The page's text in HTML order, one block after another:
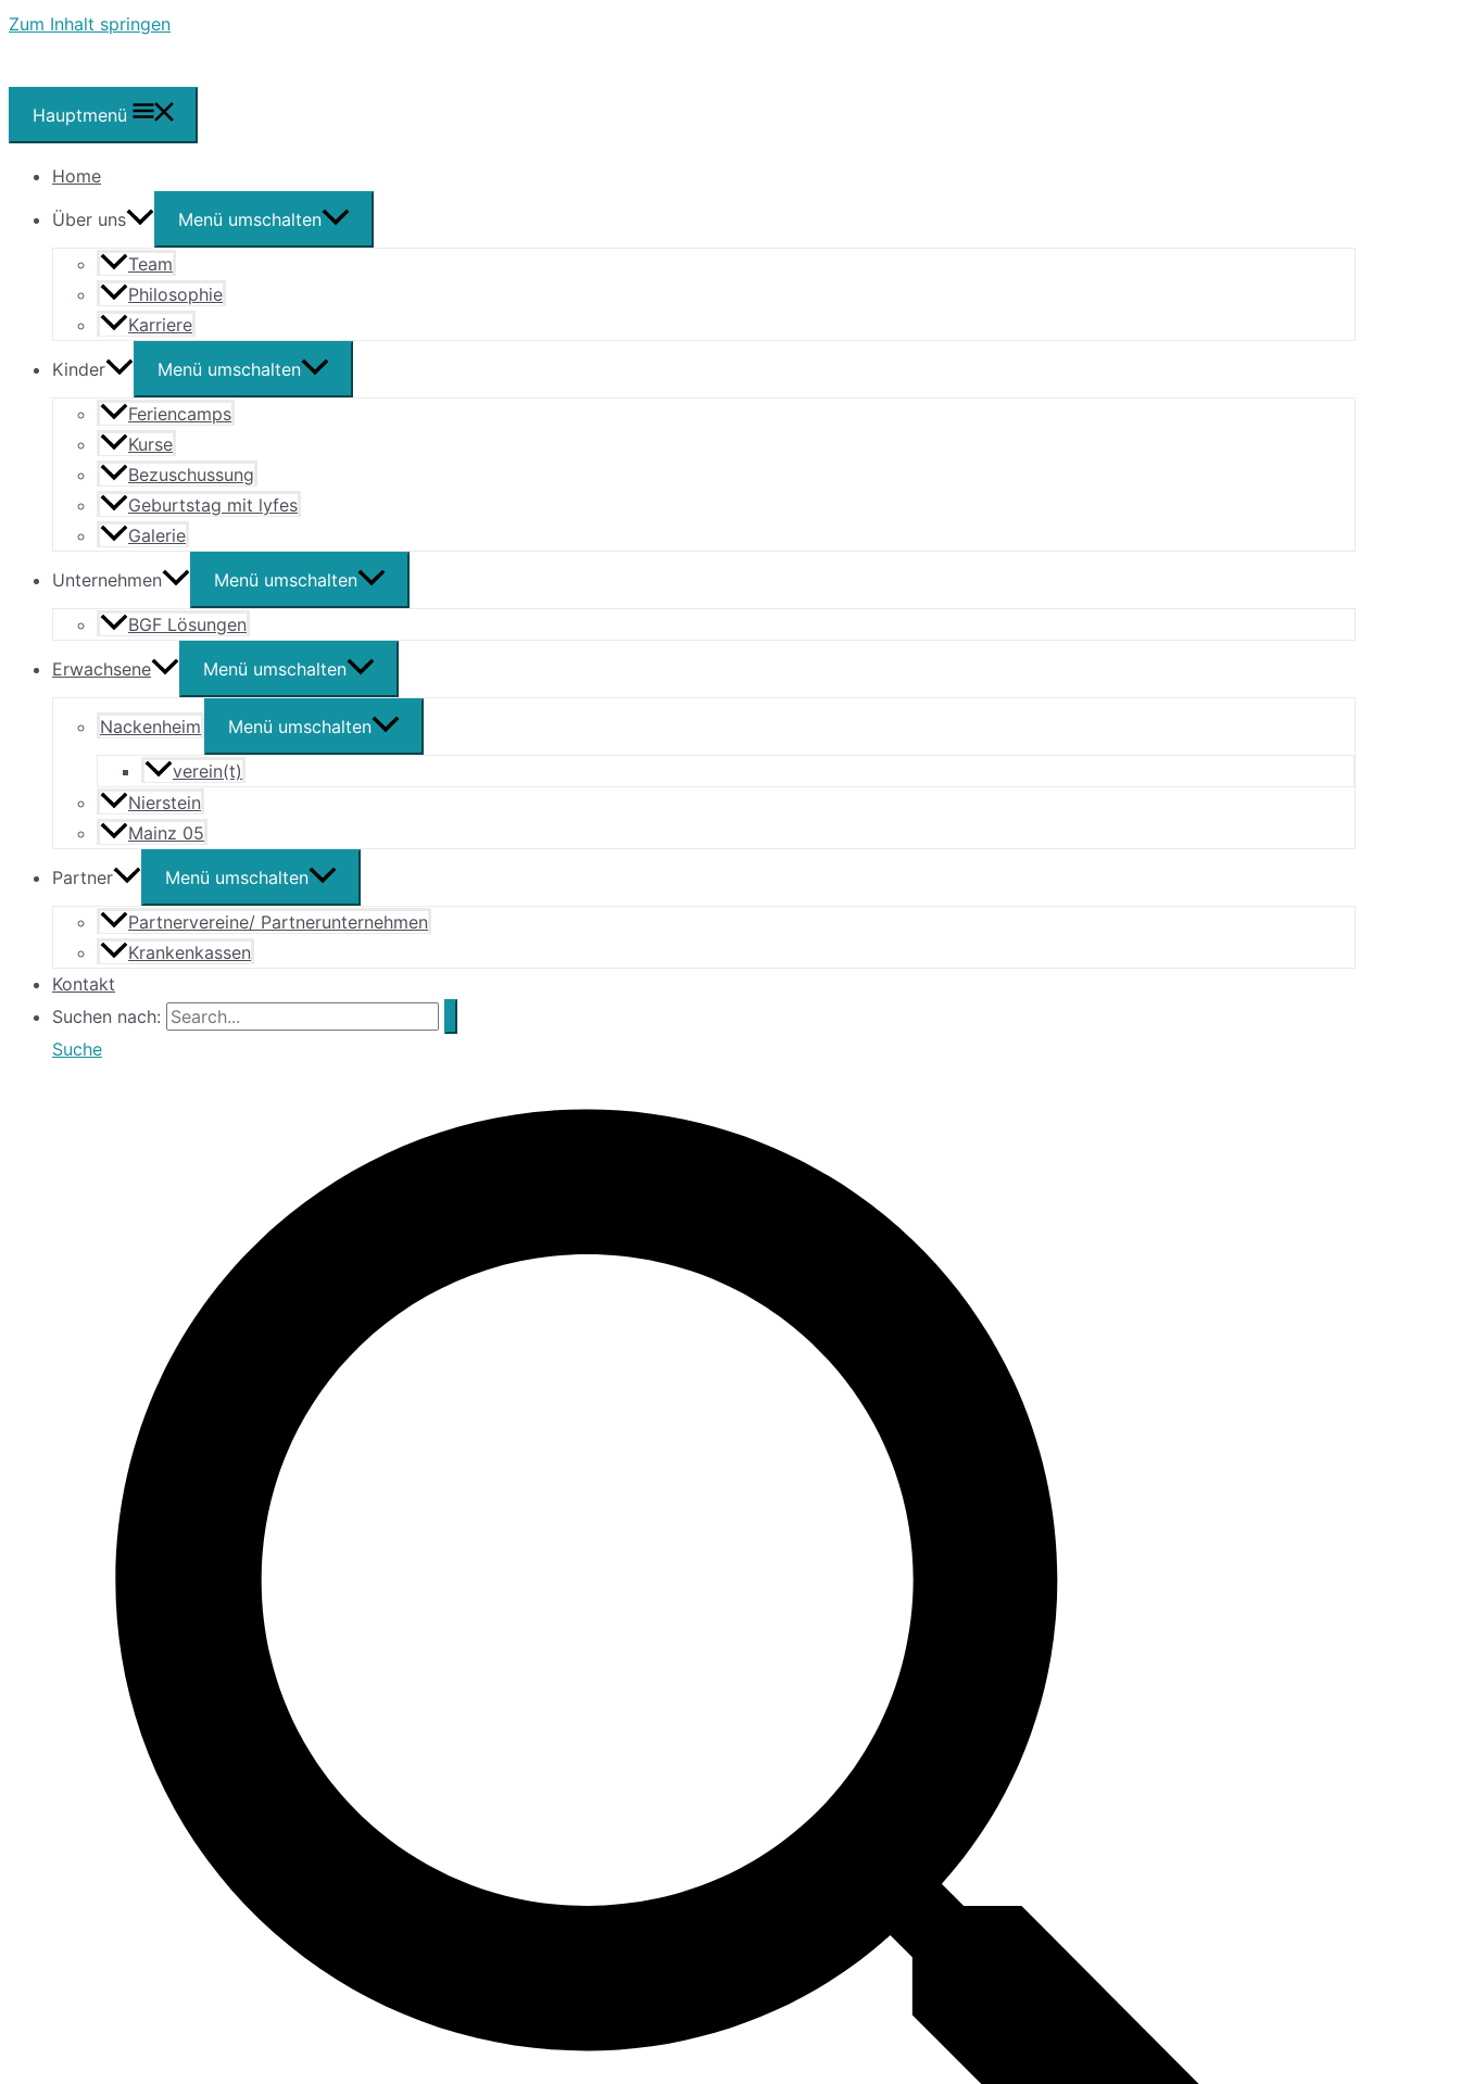
Zum Inhalt springen
Hauptmenü
Home
Über uns
Menü umschalten
Team
Philosophie
Karriere
Kinder Menü umschalten
Feriencamps
Kurse
Bezuschussung
Geburtstag mit lyfes
Galerie
Unternehmen Menü umschalten
BGF Lösungen
Erwachsene Menü umschalten
Nackenheim Menü umschalten
verein(t)
Nierstein
Mainz 05
Partner Menü umschalten
Partnervereine/ Partnerunternehmen
Krankenkassen
Kontakt
Suchen nach:
Suche